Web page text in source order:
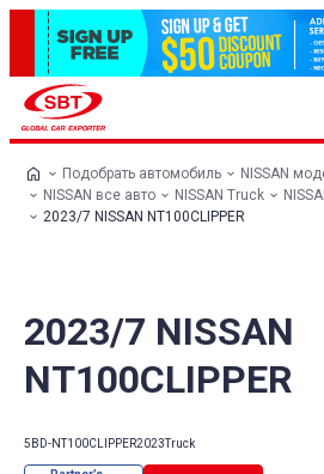
Подобрать автомобиль
NISSAN
NISSAN все авто
NISSAN Truck
2023/7 NISSAN NT100CLIPPER
2023/7 NISSAN
NT100CLIPPER
5BD-NT100CLIPPER2023Truck